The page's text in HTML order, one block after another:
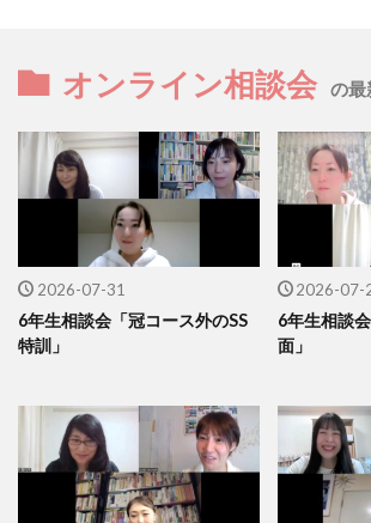
オンライン相談会 の最
2026-07-31
6年生相談会「冠コース外のSS
特訓」
2026-07-
6年生相談
面」